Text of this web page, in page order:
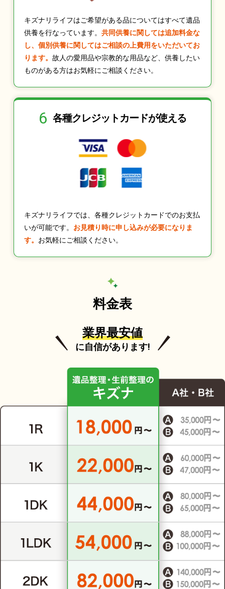
キズナリライフはご希望がある品についてはすべて遺品
供養を行なっています。 共同供養に関しては追加料金な
し、個別供養に関してはご相談の上費用をいただいてお
ります。 故人の愛用品や宗教的な用品など、供養したい
ものがある方はお気軽にご相談ください。
6 各種クレジットカードが使える
キズナリライフでは、各種クレジットカードでのお支払
いが可能です。 お見積り時に申し込みが必要になりま
す。 お気軽にご相談ください。
料金表
業界最安値
に自信があります!